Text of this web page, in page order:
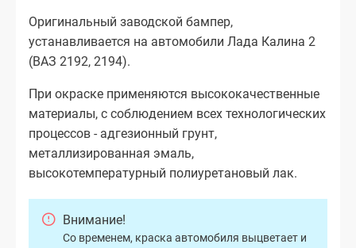
Оригинальный заводской бампер,
устанавливается на автомобили Лада Калина 2
(ВАЗ 2192, 2194).
При окраске применяются высококачественные
материалы, с соблюдением всех технологических
процессов - адгезионный грунт,
металлизированная эмаль,
высокотемпературный полиуретановый лак.
Внимание!
Со временем, краска автомобиля выцветает и